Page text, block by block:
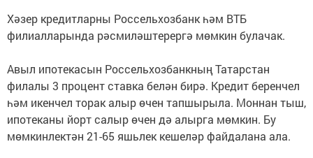
Хәзер кредитларны Россельхозбанк һәм ВТБ
филиалларында рәсмиләштерергә мөмкин булачак.
Авыл ипотекасын Россельхозбанкның Татарстан
филалы 3 процент ставка белән бирә. Кредит беренчел
һәм икенчел торак алыр өчен тапшырыла. Моннан тыш,
ипотеканы йорт салыр өчен дә алырга мөмкин. Бу
мөмкинлектән 21-65 яшьлек кешеләр файдалана ала.